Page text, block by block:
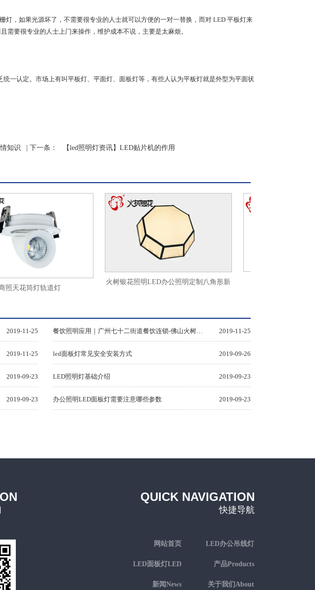
，如果光源坏了，不需要很专业的人士就可以方便的一对一替换，而对 LED 平板灯来
需要很专业的人士上门来操作，维护成本不说，主要是太麻烦。
一认定。市场上有叫平板灯、平面灯、面板灯等，有些人认为平板灯就是外型为平面状
知识 | 下一条： 【led照明灯资讯】LED贴片机的作用
天花筒灯轨道灯
火树银花照明LED办公照明定制八角形新
2019-11-25 餐饮照明应用｜广州七十二街道餐饮连锁-佛山火树银花照明 2019-11-25
2019-11-25 led面板灯常见安全安装方式 2019-09-26
2019-09-23 LED照明灯基础介绍 2019-09-23
2019-09-23 办公照明LED面板灯需要注意哪些参数 2019-09-23
QUICK NAVIGATION
快捷导航
网站首页
LED办公吊线灯
LED面板灯LED
产品Products
新闻News
关于我们About